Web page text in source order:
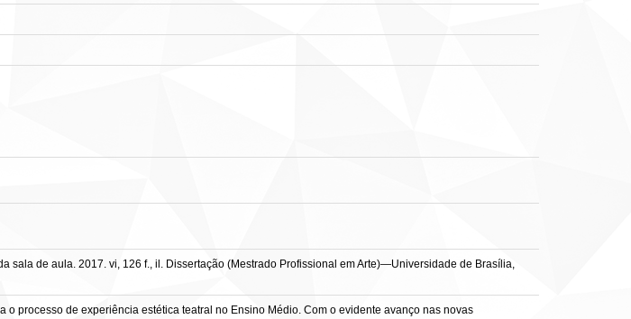
sala de aula. 2017. vi, 126 f., il. Dissertação (Mestrado Profissional em Arte)—Universidade de Brasília,
processo de experiência estética teatral no Ensino Médio. Com o evidente avanço nas novas